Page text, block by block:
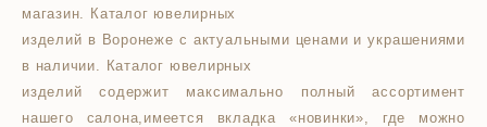
магазин. Каталог ювелирных
изделий в Воронеже с актуальными ценами и украшениями
в наличии. Каталог ювелирных
изделий содержит максимально полный ассортимент
нашего салона,имеется вкладка «новинки», где можно